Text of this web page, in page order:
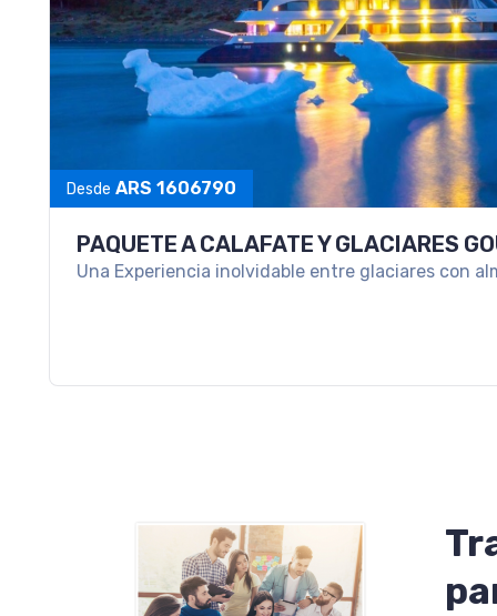
Desde ARS 1036720
ESCAPADA A SAN MARTIN DE LOS
Un viaje ideal para desconectar y disfrutar la